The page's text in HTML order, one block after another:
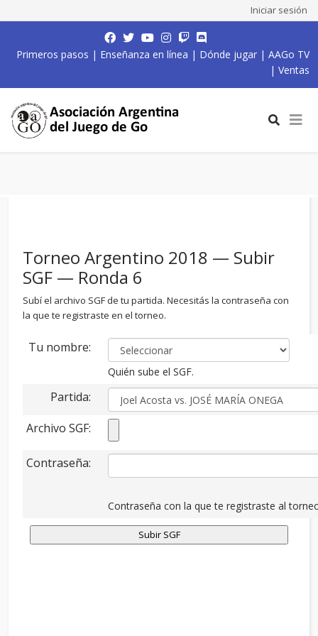
Iniciar sesión
Primeros pasos | Enseñanza en línea | Dónde jugar | AAGo TV
| Ventas
Torneo Argentino 2018 — Subir
SGF — Ronda 6
Subí el archivo SGF de tu partida. Necesitás la contraseña con
la que te registraste en el torneo.
Tu nombre:
Quién sube el SGF.
Partida:
Archivo SGF:
Contraseña:
Contraseña con la que te registraste al